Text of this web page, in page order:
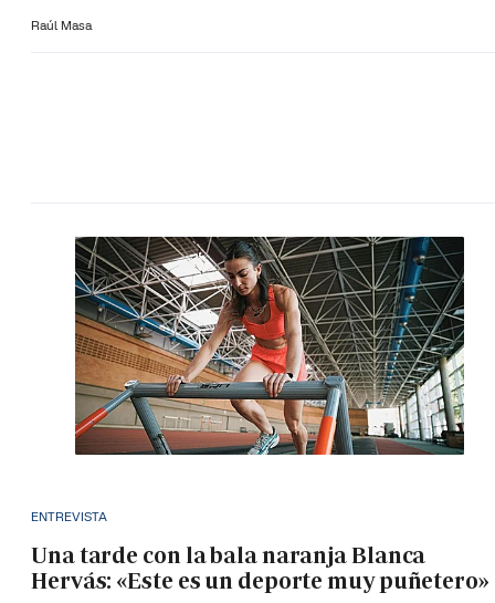
Raúl Masa
ENTREVISTA
Una tarde con la bala naranja Blanca
Hervás: «Este es un deporte muy puñetero»